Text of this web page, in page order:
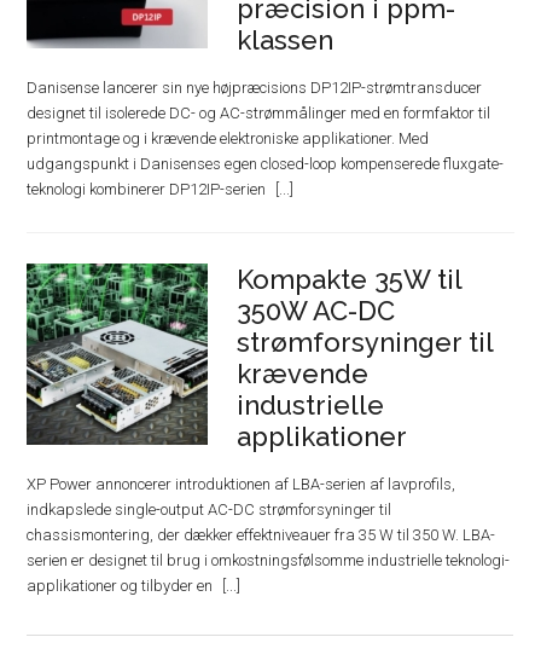
præcision i ppm-
klassen
Danisense lancerer sin nye højpræcisions DP12IP-strømtransducer
designet til isolerede DC- og AC-strømmålinger med en formfaktor til
printmontage og i krævende elektroniske applikationer. Med
udgangspunkt i Danisenses egen closed-loop kompenserede fluxgate-
teknologi kombinerer DP12IP-serien
Kompakte 35W til
350W AC-DC
strømforsyninger til
krævende
industrielle
applikationer
XP Power annoncerer introduktionen af ​​LBA-serien af ​​lavprofils,
indkapslede single-output AC-DC strømforsyninger til
chassismontering, der dækker effektniveauer fra 35 W til 350 W. LBA-
serien er designet til brug i omkostningsfølsomme industrielle teknologi-
applikationer og tilbyder en